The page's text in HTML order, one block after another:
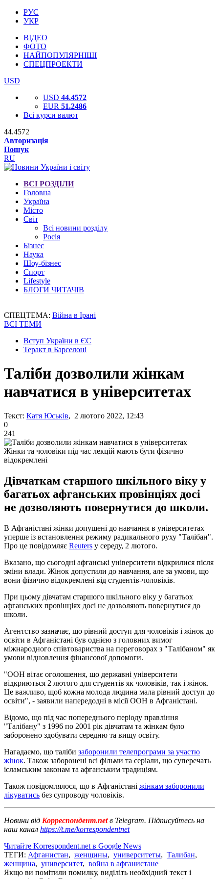
РУС
УКР
ВІДЕО
ФОТО
НАЙПОПУЛЯРНІШІ
СПЕЦПРОЕКТИ
USD
USD 44.4572
EUR 51.2486
Всі курси валют
44.4572
Авторизація
Пошук
RU
ВСІ РОЗДІЛИ
Головна
Україна
Місто
Світ
Всі новини розділу
Росія
Бізнес
Наука
Шоу-бізнес
Спорт
Lifestyle
БЛОГИ ЧИТАЧІВ
СПЕЦТЕМА: Війна в Ірані
ВСІ ТЕМИ
Вступ України в ЄС
Теракт в Барселоні
Таліби дозволили жінкам
навчатися в університетах
Текст: Катя Юськів, 2 лютого 2022, 12:43
0
241
Жінки та чоловіки під час лекцій мають бути фізично
відокремлені
Дівчаткам старшого шкільного віку у
багатьох афганських провінціях досі
не дозволяють повернутися до школи.
В Афганістані жінки допущені до навчання в університетах
уперше із встановлення режиму радикального руху "Талібан".
Про це повідомляє Reuters у середу, 2 лютого.
Вказано, що сьогодні афганські університети відкрилися після
зміни влади. Жінок допустили до навчання, але за умови, що
вони фізично відокремлені від студентів-чоловіків.
При цьому дівчатам старшого шкільного віку у багатьох
афганських провінціях досі не дозволяють повернутися до
школи.
Агентство зазначає, що рівний доступ для чоловіків і жінок до
освіти в Афганістані був однією з головних вимог
міжнародного співтовариства на переговорах з "Талібаном" як
умови відновлення фінансової допомоги.
"ООН вітає оголошення, що державні університети
відкриються 2 лютого для студентів як чоловіків, так і жінок.
Це важливо, щоб кожна молода людина мала рівний доступ до
освіти", - заявили напередодні в місії ООН в Афганістані.
Відомо, що під час попереднього періоду правління
"Талібану" з 1996 по 2001 рік дівчатам та жінкам було
заборонено здобувати середню та вищу освіту.
Нагадаємо, що таліби заборонили телепрограми за участю
жінок. Також заборонені всі фільми та серіали, що суперечать
ісламським законам та афганським традиціям.
Також повідомлялося, що в Афганістані жінкам заборонили
лікуватись без супроводу чоловіків.
Новини від Корреспондент.netв Telegram. Підписуйтесь на
наш канал https://t.me/korrespondentnet
Читайте Korrespondent.net в Google News
ТЕГИ: Афганистан, женщины, университеты, Талибан,
женщина, университет, война в афганистане
Якщо ви помітили помилку, виділіть необхідний текст і